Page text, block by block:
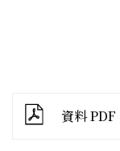
資料 PDF